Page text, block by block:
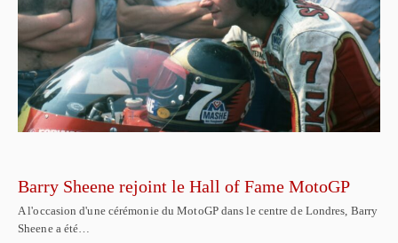
Barry Sheene rejoint le Hall of Fame MotoGP
A l'occasion d'une cérémonie du MotoGP dans le centre de Londres, Barry
Sheene a été…